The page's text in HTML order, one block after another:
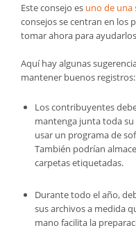
Este consejo es uno de una
consejos se centran en los
tomar ahora para
Aquí hay algunas
mantener buenos registros:
Los contribuyentes
mantenga junta toda
usar un programa de
También podrían
carpetas etiquetadas.
Durante todo el año,
sus archivos a medida
mano facilita la